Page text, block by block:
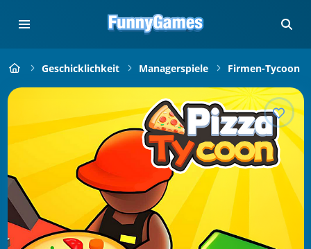
Geschicklichkeit Managerspiele Firmen-Tycoon